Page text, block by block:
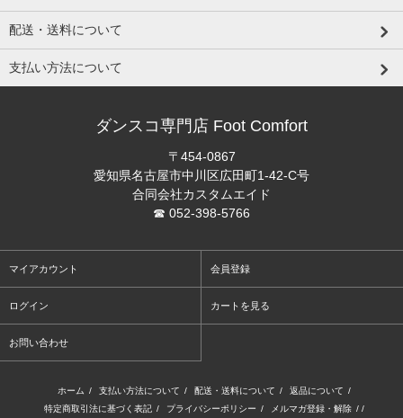
配送・送料について
支払い方法について
ダンスコ専門店 Foot Comfort
〒454-0867
愛知県名古屋市中川区広田町1-42-C号
合同会社カスタムエイド
☎ 052-398-5766
マイアカウント 会員登録
ログイン カートを見る
お問い合わせ
ホーム / 支払い方法について / 配送・送料について / 返品について /
特定商取引法に基づく表記 / プライバシーポリシー / メルマガ登録・解除 / /